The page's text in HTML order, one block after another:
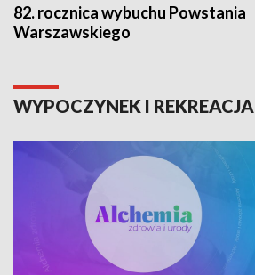
82. rocznica wybuchu Powstania
Warszawskiego
WYPOCZYNEK I REKREACJA